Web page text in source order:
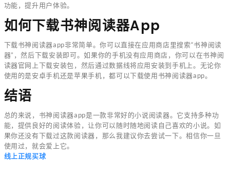
功能，提升用户体验。
如何下载书神阅读器app
下载书神阅读器app非常简单。你可以直接在应用商店里搜索“书神阅读
器”，然后下载安装即可。如果你的手机没有应用商店，你可以在书神阅
读器官网上下载安装包，然后通过数据线将应用安装到手机上。无论你
使用的是安卓手机还是苹果手机，都可以下载使用书神阅读器app。
结语
总的来说，书神阅读器app是一款非常好的小说阅读器。它支持多种功
能，提供良好的阅读体验，让你可以随时随地阅读自己喜欢的小说。如
果你还没有下载过这款阅读器，那么我建议你去尝试一下。相信你一旦
使用过，就会爱上它。
线上正规买球